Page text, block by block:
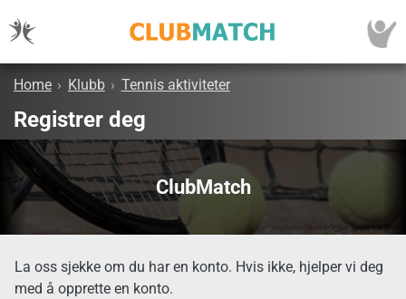
Home › Klubb › Tennis aktiviteter
Registrer deg
ClubMatch
La oss sjekke om du har en konto. Hvis ikke, hjelper vi deg
med å opprette en konto.